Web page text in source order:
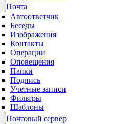
Почта
Автоответчик
Беседы
Изображения
Контакты
Операции
Оповещения
Папки
Подпись
Учетные записи
Фильтры
Шаблоны
Почтовый сервер